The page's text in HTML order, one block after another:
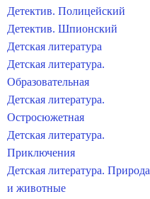
Детектив. Полицейский
Детектив. Шпионский
Детская литература
Детская литература.
Образовательная
Детская литература.
Остросюжетная
Детская литература.
Приключения
Детская литература. Природа
и животные